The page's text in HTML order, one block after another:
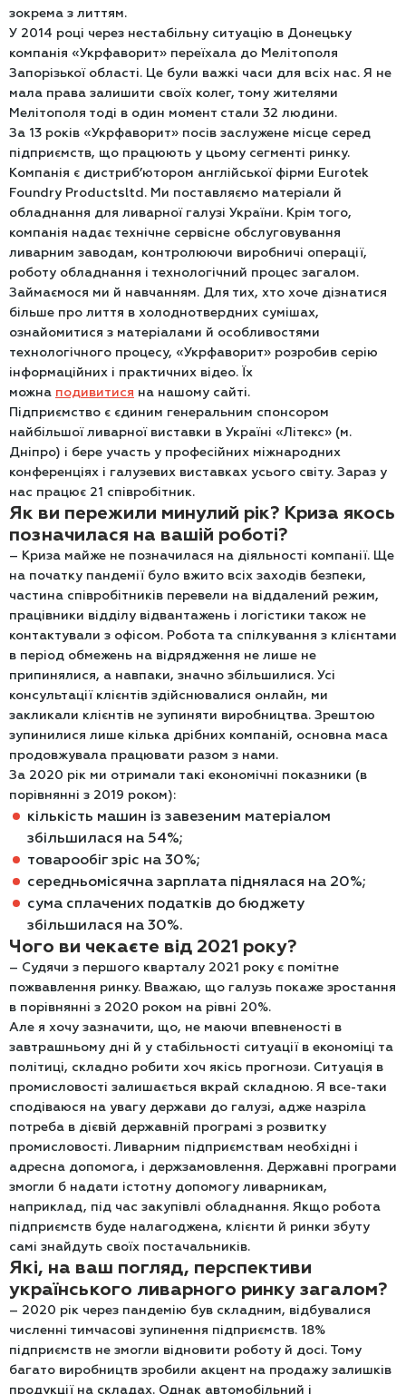
зокрема з литтям.
У 2014 році через нестабільну ситуацію в Донецьку
компанія «Укрфаворит» переїхала до Мелітополя
Запорізької області. Це були важкі часи для всіх нас. Я не
мала права залишити своїх колег, тому жителями
Мелітополя тоді в один момент стали 32 людини.
За 13 років «Укрфаворит» посів заслужене місце серед
підприємств, що працюють у цьому сегменті ринку.
Компанія є дистриб’ютором англійської фірми Eurotek
Foundry Productsltd. Ми поставляємо матеріали й
обладнання для ливарної галузі України. Крім того,
компанія надає технічне сервісне обслуговування
ливарним заводам, контролюючи виробничі операції,
роботу обладнання і технологічний процес загалом.
Займаємося ми й навчанням. Для тих, хто хоче дізнатися
більше про лиття в холоднотвердних сумішах,
ознайомитися з матеріалами й особливостями
технологічного процесу, «Укрфаворит» розробив серію
інформаційних і практичних відео. Їх
можна подивитися на нашому сайті.
Підприємство є єдиним генеральним спонсором
найбільшої ливарної виставки в Україні «Літекс» (м.
Дніпро) і бере участь у професійних міжнародних
конференціях і галузевих виставках усього світу. Зараз у
нас працює 21 співробітник.
Як ви пережили минулий рік? Криза якось
позначилася на вашій роботі?
– Криза майже не позначилася на діяльності компанії. Ще
на початку пандемії було вжито всіх заходів безпеки,
частина співробітників перевели на віддалений режим,
працівники відділу відвантажень і логістики також не
контактували з офісом. Робота та спілкування з клієнтами
в період обмежень на відрядження не лише не
припинялися, а навпаки, значно збільшилися. Усі
консультації клієнтів здійснювалися онлайн, ми
закликали клієнтів не зупиняти виробництва. Зрештою
зупинилися лише кілька дрібних компаній, основна маса
продовжувала працювати разом з нами.
За 2020 рік ми отримали такі економічні показники (в
порівнянні з 2019 роком):
кількість машин із завезеним матеріалом
збільшилася на 54%;
товарообіг зріс на 30%;
середньомісячна зарплата піднялася на 20%;
сума сплачених податків до бюджету
збільшилася на 30%.
Чого ви чекаєте від 2021 року?
– Судячи з першого кварталу 2021 року є помітне
пожвавлення ринку. Вважаю, що галузь покаже зростання
в порівнянні з 2020 роком на рівні 20%.
Але я хочу зазначити, що, не маючи впевненості в
завтрашньому дні й у стабільності ситуації в економіці та
політиці, складно робити хоч якісь прогнози. Ситуація в
промисловості залишається вкрай складною. Я все-таки
сподіваюся на увагу держави до галузі, адже назріла
потреба в дієвій державній програмі з розвитку
промисловості. Ливарним підприємствам необхідні і
адресна допомога, і держзамовлення. Державні програми
змогли б надати істотну допомогу ливарникам,
наприклад, під час закупівлі обладнання. Якщо робота
підприємств буде налагоджена, клієнти й ринки збуту
самі знайдуть своїх постачальників.
Які, на ваш погляд, перспективи
українського ливарного ринку загалом?
– 2020 рік через пандемію був складним, відбувалися
численні тимчасові зупинення підприємств. 18%
підприємств не змогли відновити роботу й досі. Тому
багато виробництв зробили акцент на продажу залишків
продукції на складах. Однак автомобільний і